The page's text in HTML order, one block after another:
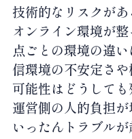
技術的なリスクがあ
オンライン環境が
点ごとの環境の違
信環境の不安定さ
可能性はどうしても
運営側の人的負担が
いったんトラブル